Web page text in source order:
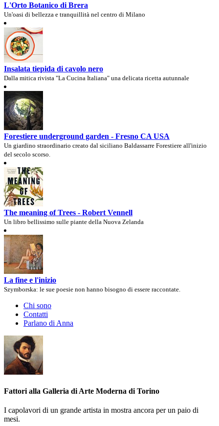
L'Orto Botanico di Brera
Un'oasi di bellezza e tranquillità nel centro di Milano
Insalata tiepida di cavolo nero
Dalla mitica rivista "La Cucina Italiana" una delicata ricetta autunnale
Forestiere underground garden - Fresno CA USA
Un giardino straordinario creato dal siciliano Baldassarre Forestiere all'inizio
del secolo scorso.
The meaning of Trees - Robert Vennell
Un libro bellissimo sulle piante della Nuova Zelanda
La fine e l'inizio
Szymborska: le sue poesie non hanno bisogno di essere raccontate.
Chi sono
Contatti
Parlano di Anna
Fattori alla Galleria di Arte Moderna di Torino
I capolavori di un grande artista in mostra ancora per un paio di
mesi.